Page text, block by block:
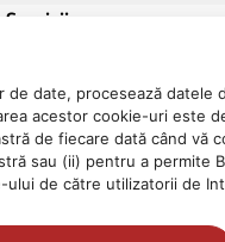
de date, procesează
acestor cookie-uri este
de fiecare dată când vă
sau (ii) pentru a permite
de către utilizatorii de
Servicii
Power.Cat.com